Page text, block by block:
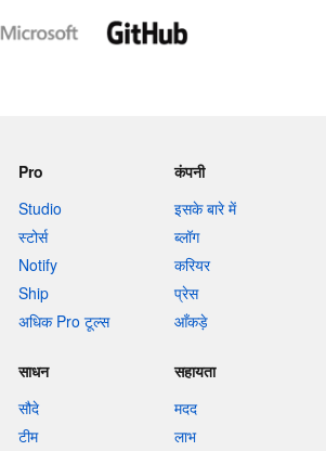
Pro
Studio
स्टोर्स
Notify
Ship
अधिक Pro टूल्स
कंपनी
इसके बारे में
ब्लॉग
करियर
प्रेस
आँकड़े
साधन
सौदे
टीम
सहायता
मदद
लाभ